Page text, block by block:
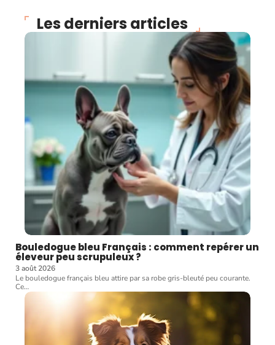
Les derniers articles
Bouledogue bleu Français : comment repérer un
éleveur peu scrupuleux ?
3 août 2026
Le bouledogue français bleu attire par sa robe gris-bleuté peu courante.
Ce…